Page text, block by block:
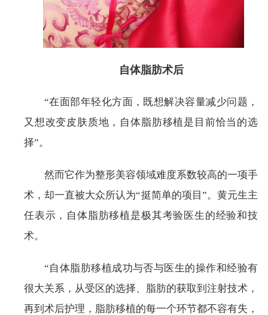
自体脂肪术后
“在面部年轻化方面，既想解决容量减少问题，
又想改变皮肤质地，自体脂肪移植是目前恰当的选
择”。
然而它作为整形美容领域难度系数较高的一项手
术，却一直被大众所认为“挺简单的项目”。黄元生主
任表示，自体脂肪移植是极其考验医生的经验和技
术。
“自体脂肪移植成功与否与医生的操作和经验有
很大关系，从受区的选择、脂肪的获取到注射技术，
再到术后护理，脂肪移植的每一个环节都不容有失，